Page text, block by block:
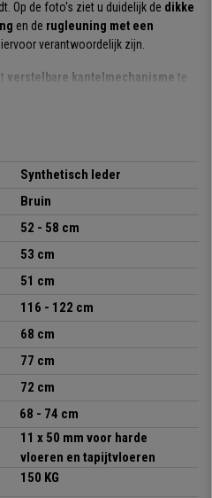
Op de foto's ziet u duidelijk de dikke
en de rugleuning met een
verantwoordelijk zijn.
verstelbare kantelmechanisme te
is
klassiek en tegelijkertijd
bekleding en de mooie
maken hem zeer aantrekkelijk.
materialen
belastbaar tot 160 kg. De stoel is
synthetisch
kleuren.
bureaustoelpro
van deze kans en geniet snel van
prijs!
leder
Synthetisch leder
Bruin
52 - 58 cm
53 cm
51 cm
116 - 122 cm
68 cm
77 cm
72 cm
68 - 74 cm
11 x 50 mm voor harde
vloeren en tapijtvloeren
150 KG